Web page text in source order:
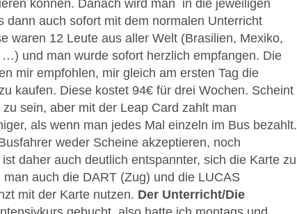
können. Danach wird man in die jeweiligen
dann auch sofort mit dem normalen Unterricht
waren 12 Leute aus aller Welt (Brasilien, Mexiko,
und man wurde sofort herzlich empfangen. Die
mir empfohlen, mir gleich am ersten Tag die
kaufen. Diese kostet 94€ für drei Wochen. Scheint
sein, aber mit der Leap Card zahlt man
als wenn man jedes Mal einzeln im Bus bezahlt.
weder Scheine akzeptieren, noch
daher auch deutlich entspannter, sich die Karte zu
auch die DART (Zug) und die LUCAS
mit der Karte nutzen. Der Unterricht/Die